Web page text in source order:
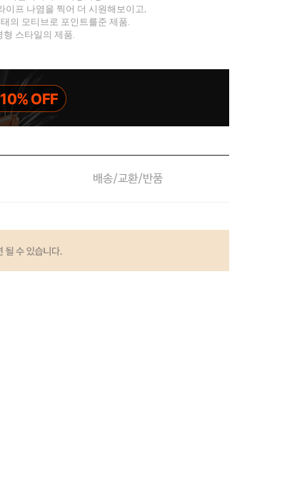
이프 나염을 찍어 더 시원해보이고,
의 모티브로 포인트를준 제품.
스타일의 제품.
배송/교환/반품